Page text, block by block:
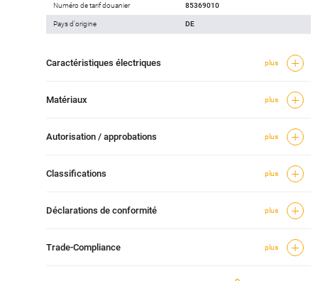
Numéro de tarif douanier 85369010
Pays d'origine DE
Caractéristiques électriques plus
Matériaux plus
Autorisation / approbations plus
Classifications plus
Déclarations de conformité plus
Trade-Compliance plus